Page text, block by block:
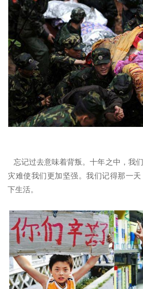
忘记过去意味着背叛。十年之中，我
灾难使我们更加坚强。我们记得那一
下生活。